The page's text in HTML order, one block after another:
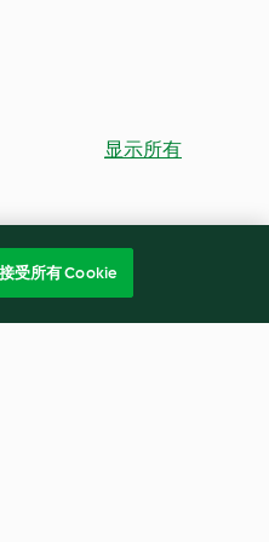
显示所有
接受所有 Cookie